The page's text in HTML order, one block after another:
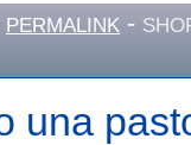
PERMALINK -
una